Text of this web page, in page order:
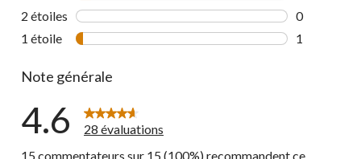
2 étoiles étoiles
0
1 étoile étoiles
1
Note générale
4.6
28 évaluations
15 commentateurs sur 15 (100%) recommandent ce